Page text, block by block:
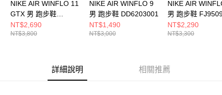
NIKE AIR WINFLO 11
GTX 男 跑步鞋
FQ1358005
NT$2,690
NT$3,800
NIKE AIR WINFLO 9
男 跑步鞋 DD6203001
NT$1,490
NT$3,000
NIKE AIR
男 跑步鞋
NT$2,290
NT$3,300
詳細說明 相關推薦